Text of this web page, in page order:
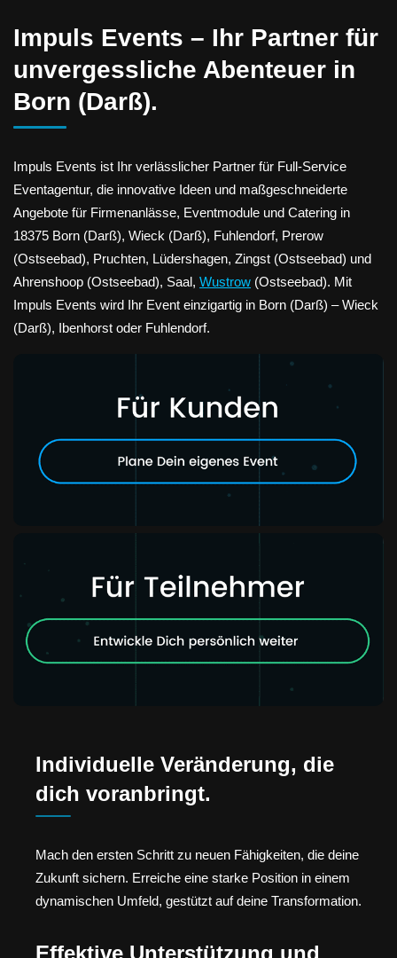
Impuls Events – Ihr Partner für
unvergessliche Abenteuer in
Born (Darß).
Impuls Events ist Ihr verlässlicher Partner für Full-Service
Eventagentur, die innovative Ideen und maßgeschneiderte
Angebote für Firmenanlässe, Eventmodule und Catering in
18375 Born (Darß), Wieck (Darß), Fuhlendorf, Prerow
(Ostseebad), Pruchten, Lüdershagen, Zingst (Ostseebad) und
Ahrenshoop (Ostseebad), Saal, Wustrow (Ostseebad). Mit
Impuls Events wird Ihr Event einzigartig in Born (Darß) – Wieck
(Darß), Ibenhorst oder Fuhlendorf.
Individuelle Veränderung, die
dich voranbringt.
Mach den ersten Schritt zu neuen Fähigkeiten, die deine
Zukunft sichern. Erreiche eine starke Position in einem
dynamischen Umfeld, gestützt auf deine Transformation.
Effektive Unterstützung und